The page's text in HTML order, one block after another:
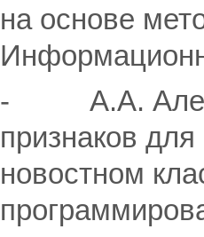
на основе
- А.А.
признаков
новостном